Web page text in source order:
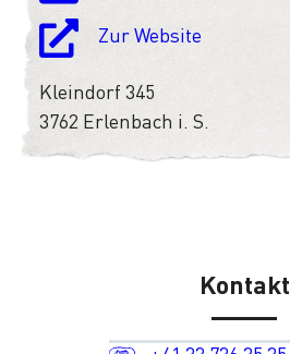
Zur Website
Kleindorf 345
3762 Erlenbach i. S.
Kontakt